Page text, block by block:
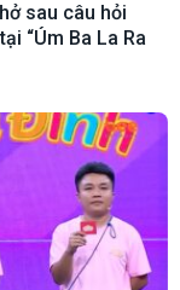
sau câu hỏi
“Úm Ba La Ra